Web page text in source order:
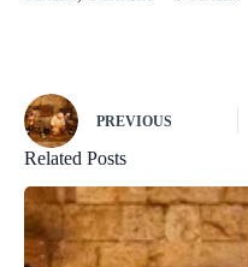
PREVIOUS
Related Posts